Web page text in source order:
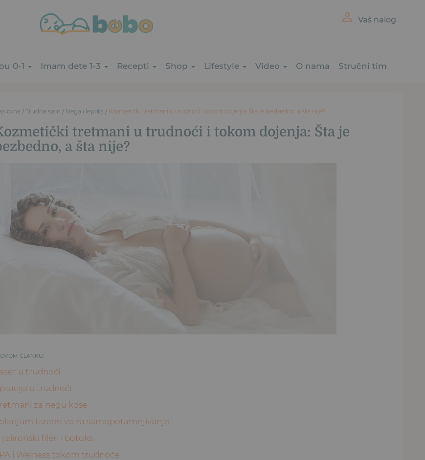
Vaš nalog
0-1 Imam dete 1-3 Recepti Shop Lifestyle Video O nama Stručni tim
/Trudna sam / Nega i lepota / Kozmetički tretmani u trudnoći i tokom dojenja: Šta je bezbedno, a šta nije?
tretmani u trudnoći i tokom dojenja: Šta je
a šta nije?
ČLANKU:
u trudnoći
u trudnoći
za negu kose
i sredstva za samopotamnjivanje
fileri i botoks
i Welness tokom trudnoće